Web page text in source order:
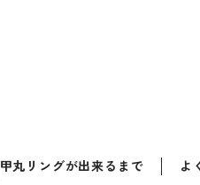
甲丸リングが出来るまで
よ